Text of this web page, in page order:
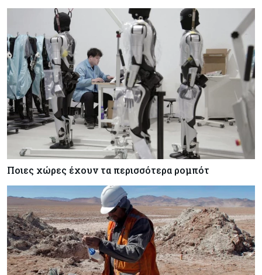
Ποιες χώρες έχουν τα περισσότερα ρομπότ